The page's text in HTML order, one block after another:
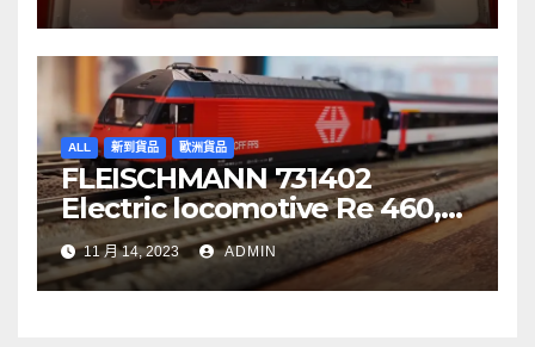
ALL 新到貨品 歐洲貨品
FLEISCHMANN 731402
Electric locomotive Re 460,
SBB
11 月 14, 2023 ADMIN